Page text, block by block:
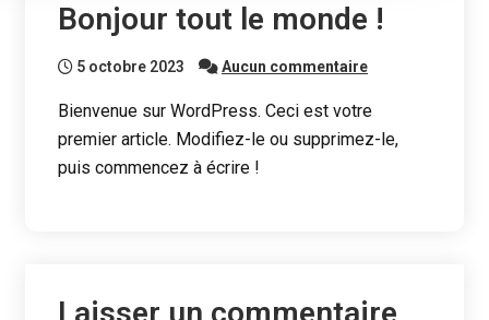
Bonjour tout le monde !
5 octobre 2023 Aucun commentaire
Bienvenue sur WordPress. Ceci est votre
premier article. Modifiez-le ou supprimez-le,
puis commencez à écrire !